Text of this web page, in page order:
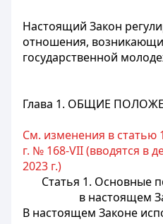
Настоящий Закон
отношения,
государственной
Глава 1. ОБЩИЕ
См. изменения в статью
г. № 168-VII (вводятся в
2023 г.)
Статья 1. Основные
в настоящем
В настоящем Законе